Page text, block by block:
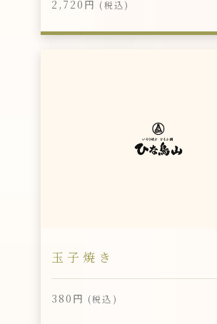
2,720円 (税込)
玉子焼き
380円 (税込)